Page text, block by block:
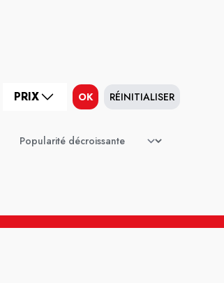
PRIX OK RÉINITIALISER